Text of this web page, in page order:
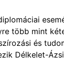
több mint
és
Délkelet-